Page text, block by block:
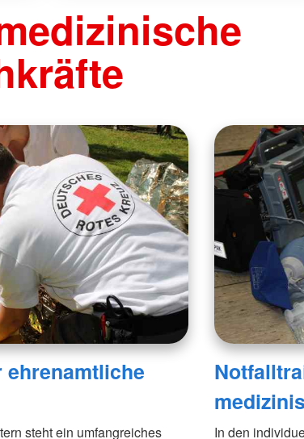
steht ein umfangreiches
In den